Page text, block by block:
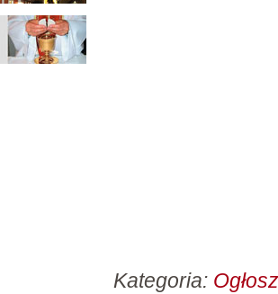
Kategoria: